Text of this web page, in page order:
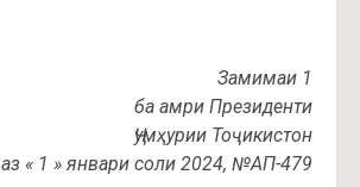
Замимаи 1
ба амри Президенти
Ҷумҳурии Тоҷикистон
аз « 1 » январи соли 2024, №АП-479